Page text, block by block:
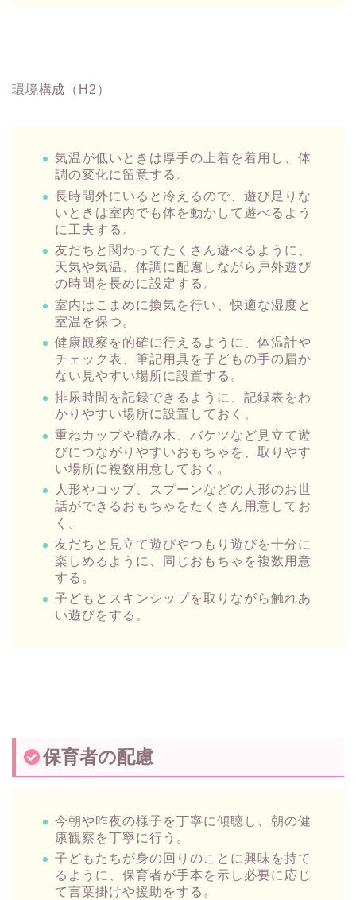
環境構成（H2）
気温が低いときは厚手の上着を着用し、体
調の変化に留意する。
長時間外にいると冷えるので、遊び足りな
いときは室内でも体を動かして遊べるよう
に工夫する。
友だちと関わってたくさん遊べるように、
天気や気温、体調に配慮しながら戸外遊び
の時間を長めに設定する。
室内はこまめに換気を行い、快適な湿度と
室温を保つ。
健康観察を的確に行えるように、体温計や
チェック表、筆記用具を子どもの手の届か
ない見やすい場所に設置する。
排尿時間を記録できるように、記録表をわ
かりやすい場所に設置しておく。
重ねカップや積み木、バケツなど見立て遊
びにつながりやすいおもちゃを、取りやす
い場所に複数用意しておく。
人形やコップ、スプーンなどの人形のお世
話ができるおもちゃをたくさん用意してお
く。
友だちと見立て遊びやつもり遊びを十分に
楽しめるように、同じおもちゃを複数用意
する。
子どもとスキンシップを取りながら触れあ
い遊びをする。
保育者の配慮
今朝や昨夜の様子を丁寧に傾聴し、朝の健
康観察を丁寧に行う。
子どもたちが身の回りのことに興味を持て
るように、保育者が手本を示し必要に応じ
て言葉掛けや援助をする。